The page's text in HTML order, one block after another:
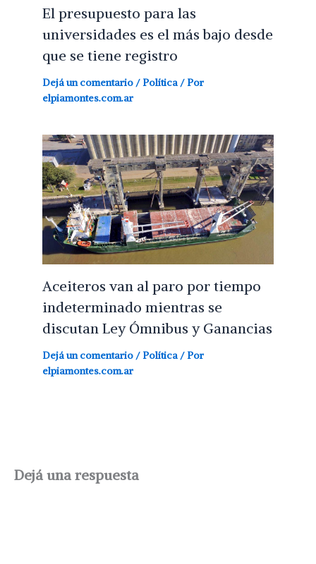
El presupuesto para las
universidades es el más bajo desde
que se tiene registro
Dejá un comentario /Política / Por
elpiamontes.com.ar
Aceiteros van al paro por tiempo
indeterminado mientras se
discutan Ley Ómnibus y Ganancias
Dejá un comentario /Política / Por
elpiamontes.com.ar
Dejá una respuesta